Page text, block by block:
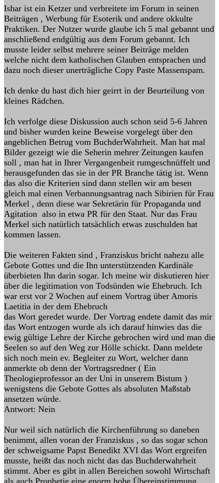
Ishar ist ein Ketzer und verbreitete im Forum in seinen
Beiträgen , Werbung für Esoterik und andere okkulte
Praktiken. Der Nutzer wurde glaube ich 5 mal gebannt und
anschließend endgültig aus dem Forum gebannt. Ich
musste leider selbst mehrere seiner Beiträge melden
welche nicht dem katholischen Glauben entsprachen und
dazu noch dieser unerträgliche Copy Paste Massenspam.
Ich denke du hast dich hier geirrt in der Beurteilung von
kleines Rädchen.
Ich verfolge diese Diskussion auch schon seid 5-6 Jahren
und bisher wurden keine Beweise vorgelegt über den
angeblichen Betrug vom BuchderWahrheit. Man hat mal
Bilder gezeigt wie die Seherin mehrer Zeitungen kaufen
soll , man hat in Ihrer Vergangenheit rumgeschnüffelt und
herausgefunden das sie in der PR Branche tätig ist. Wenn
das also die Kriterien sind dann stellen wir am besen
gleich mal einen Verbannungsantrag nach Sibirien für Frau
Merkel , denn diese war Sekretärin für Propaganda und
Agitation also in etwa PR für den Staat. Nur das Frau
Merkel sich natürlich tatsächlich etwas zuschulden hat
kommen lassen.
Die weiteren Fakten sind , Franziskus bricht nahezu alle
Gebote Gottes und die Ihn unterstützenden Kardinäle
überbieten Ihn darin sogar. Ich meine wir diskutieren hier
über die legitimation von Todsünden wie Ehebruch. Ich
war erst vor 2 Wochen auf einem Vortrag über Amoris
Laetitia in der dem Ehebruch
das Wort geredet wurde. Der Vortrag endete damit das mir
das Wort entzogen wurde als ich darauf hinwies das die
ewig gültige Lehre der Kirche gebrochen wird und man die
Seelen so auf den Weg zur Hölle schickt. Dann meldete
sich noch mein ev. Begleiter zu Wort, welcher dann
anmerkte ob denn der Vortragsredner ( Ein
Theologieprofessor an der Uni in unserem Bistum )
wenigstens die Gebote Gottes als absoluten Maßstab
ansetzen würde.
Antwort: Nein
Nur weil sich natürlich die Kirchenführung so daneben
benimmt, allen voran der Franziskus , so das sogar schon
der schweigsame Papst Benedikt XVI das Wort ergreifen
musste, heißt das noch nicht das das Buchderwahrheit
stimmt. Aber es gibt in allen Bereichen sowohl Wirtschaft
als auch Prophetie eine enorm hohe Übereinstimmung.